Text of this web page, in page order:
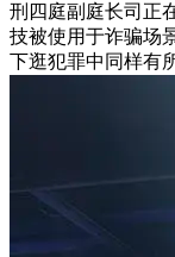
刑四庭副庭长司正
技被使用于诈骗场
下逛犯罪中同样有